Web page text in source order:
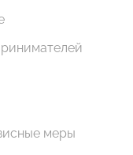
меры